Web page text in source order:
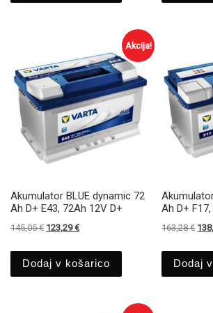
Akcija!
Akumulator BLUE dynamic 72
Ah D+ E43, 72Ah 12V D+
145,05€ Izvirna cena je bila: 145,05 €.
123,29€Trenutna cena je: 123,29 €.
Dodaj v košarico
Ah D+
163,28€
Dodaj